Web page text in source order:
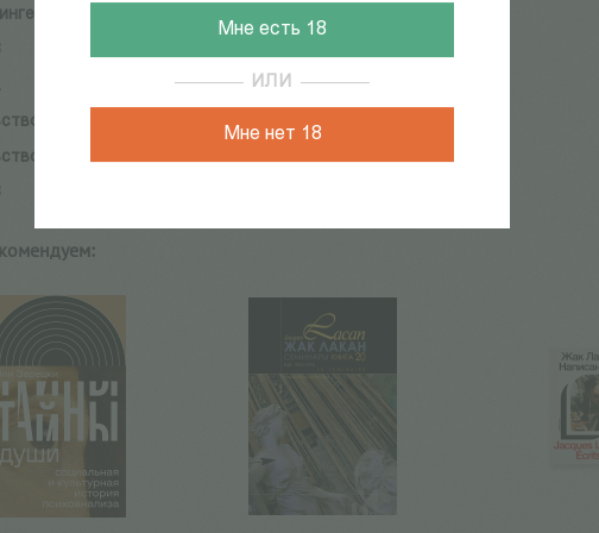
Мне есть 18
ИЛИ
Мне нет 18
Т., Кимблс С. Л.
Клуб Касталия